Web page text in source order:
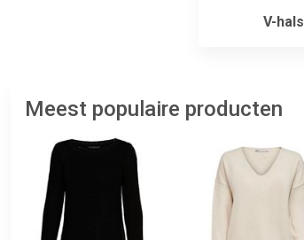
V-hals
Meest populaire producten